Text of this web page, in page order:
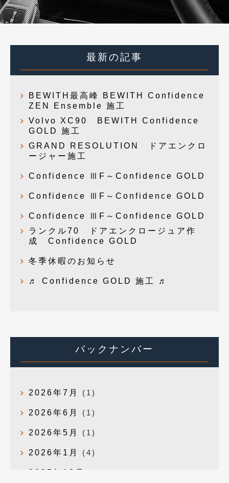
最新の記事
BEWITH最高峰 BEWITH Confidence
ZEN Ensemble 施工
Volvo XC90 BEWITH Confidence
GOLD 施工
GRAND RESOLUTION ドアエンクロ
ージャー施工
Confidence ⅢF～Confidence GOLD
Confidence ⅢF～Confidence GOLD
Confidence ⅢF～Confidence GOLD
ランクル70 ドアエンクロージュア作
成 Confidence GOLD
冬季休暇のお知らせ
♬ Confidence GOLD 施工 ♬
バックナンバー
2026年7月 (1)
2026年6月 (1)
2026年5月 (1)
2026年1月 (4)
2025年12月